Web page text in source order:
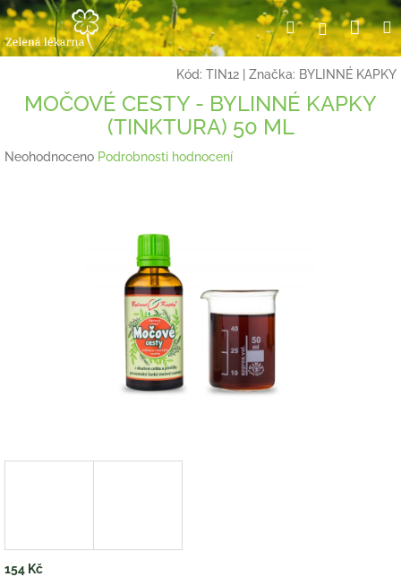
Přejít
na
obsah
HledatPřihlášení
Kód: TIN12 Značka: BYLINNÉ KAPKY
MOČOVÉ CESTY - BYLINNÉ KAPKY
(TINKTURA) 50 ML
Průměrné
Neohodnoceno Podrobnosti hodnocení
154 Kč